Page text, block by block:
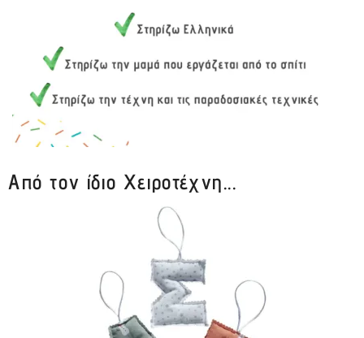
Από τον ίδιο Χειροτέχνη...